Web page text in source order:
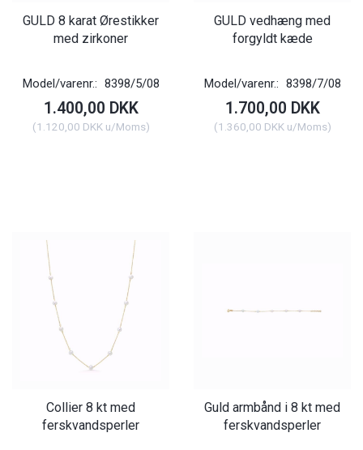
GULD 8 karat Ørestikker
med zirkoner
Model/varenr.: 8398/5/08
1.400,00 DKK
(1.120,00 DKKu/Moms)
GULD vedhæng med
forgyldt kæde
Model/varenr.: 8398/7/08
1.700,00 DKK
(1.360,00 DKKu/Moms)
Collier 8 kt med
ferskvandsperler
Guld armbånd i 8 kt med
ferskvandsperler